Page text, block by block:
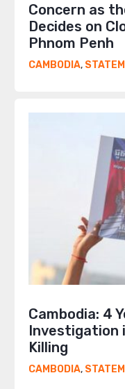
Concern as
Decides on
Phnom Penh
CAMBODIA,
Cambodia: 4
Investigation
Killing
CAMBODIA,